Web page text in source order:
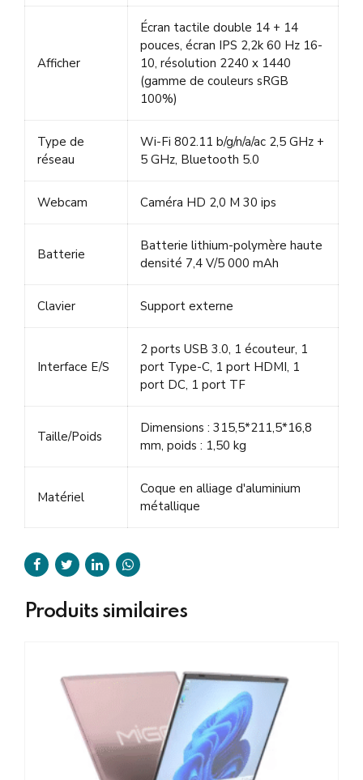
Afficher
Écran tactile double 14 + 14
pouces, écran IPS 2,2k 60 Hz 16-
10, résolution 2240 x 1440
(gamme de couleurs sRGB
100%)
Type de
réseau
Wi-Fi 802.11 b/g/n/a/ac 2,5 GHz +
5 GHz, Bluetooth 5.0
Webcam Caméra HD 2,0 M 30 ips
Batterie
Batterie lithium-polymère haute
densité 7,4 V/5 000 mAh
Clavier Support externe
Interface E/S
2 ports USB 3.0, 1 écouteur, 1
port Type-C, 1 port HDMI, 1
port DC, 1 port TF
Taille/Poids
Dimensions : 315,5*211,5*16,8
mm, poids : 1,50 kg
Matériel
Coque en alliage d'aluminium
métallique
Produits similaires